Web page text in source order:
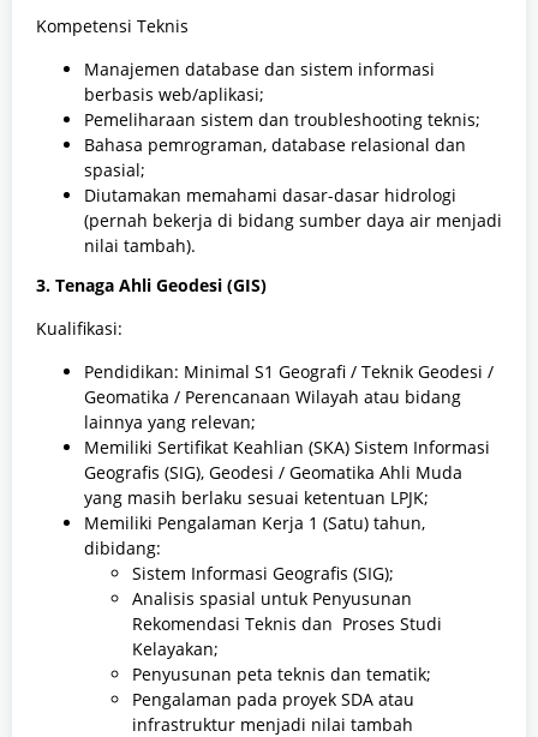
Kompetensi Teknis
Manajemen database dan sistem informasi
berbasis web/aplikasi;
Pemeliharaan sistem dan troubleshooting teknis;
Bahasa pemrograman, database relasional dan
spasial;
Diutamakan memahami dasar-dasar hidrologi
(pernah bekerja di bidang sumber daya air menjadi
nilai tambah).
3. Tenaga Ahli Geodesi (GIS)
Kualifikasi:
Pendidikan: Minimal S1 Geografi / Teknik Geodesi /
Geomatika / Perencanaan Wilayah atau bidang
lainnya yang relevan;
Memiliki Sertifikat Keahlian (SKA) Sistem Informasi
Geografis (SIG), Geodesi / Geomatika Ahli Muda
yang masih berlaku sesuai ketentuan LPJK;
Memiliki Pengalaman Kerja 1 (Satu) tahun,
dibidang:
Sistem Informasi Geografis (SIG);
Analisis spasial untuk Penyusunan
Rekomendasi Teknis dan Proses Studi
Kelayakan;
Penyusunan peta teknis dan tematik;
Pengalaman pada proyek SDA atau
infrastruktur menjadi nilai tambah